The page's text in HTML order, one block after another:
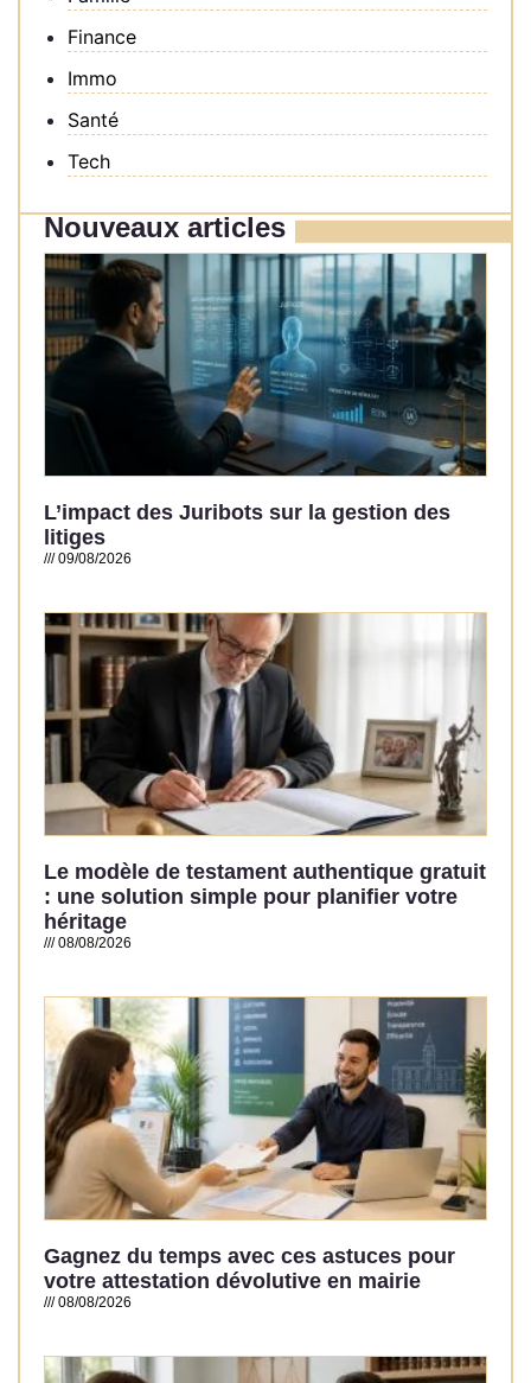
Finance
Immo
Santé
Tech
Nouveaux articles
L’impact des Juribots sur la gestion des
litiges
09/08/2026
Le modèle de testament authentique gratuit
: une solution simple pour planifier votre
héritage
08/08/2026
Gagnez du temps avec ces astuces pour
votre attestation dévolutive en mairie
08/08/2026